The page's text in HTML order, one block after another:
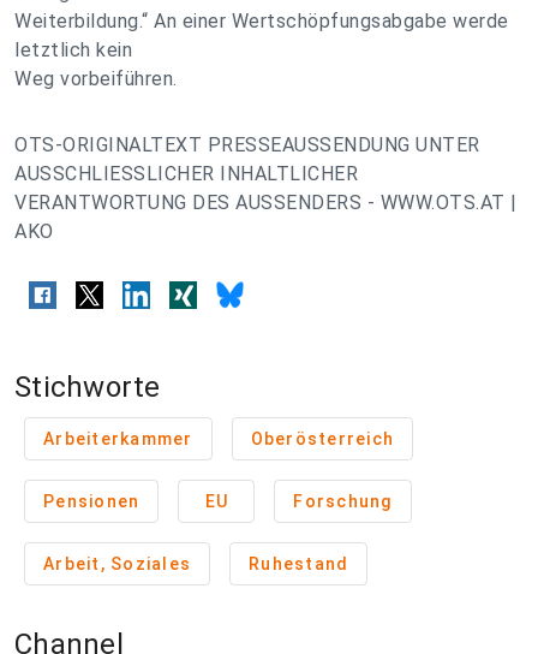
Weiterbildung.“ An einer Wertschöpfungsabgabe werde
letztlich kein
Weg vorbeiführen.
OTS-ORIGINALTEXT PRESSEAUSSENDUNG UNTER
AUSSCHLIESSLICHER INHALTLICHER
VERANTWORTUNG DES AUSSENDERS - WWW.OTS.AT |
AKO
Stichworte
Arbeiterkammer Oberösterreich
Pensionen EU Forschung
Arbeit, Soziales Ruhestand
Channel